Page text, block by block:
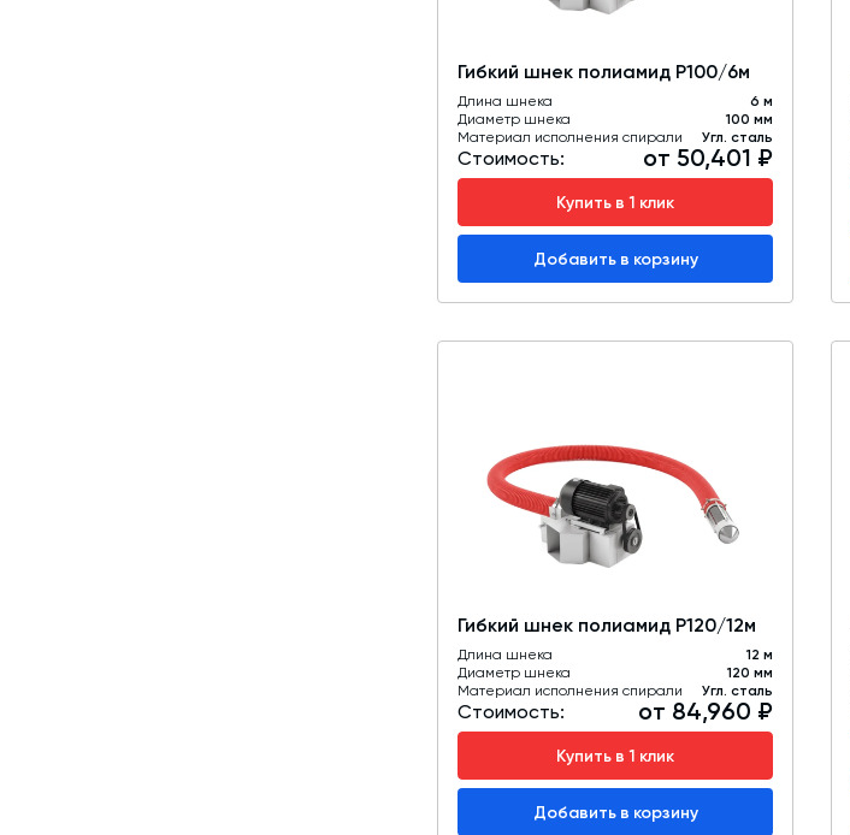
Гибкий шнек полиамид Р100/6м
Длина шнека
6 м
Диаметр шнека
100 мм
Материал исполнения спирали
Угл. сталь
Стоимость: от 50,401 ₽
Купить в 1 клик
Добавить в корзину
Гибкий шнек полиамид Р120/12м
Длина шнека
12 м
Диаметр шнека
120 мм
Материал исполнения спирали
Угл. сталь
Стоимость: от 84,960 ₽
Купить в 1 клик
Добавить в корзину